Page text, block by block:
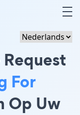
For
Op Uw